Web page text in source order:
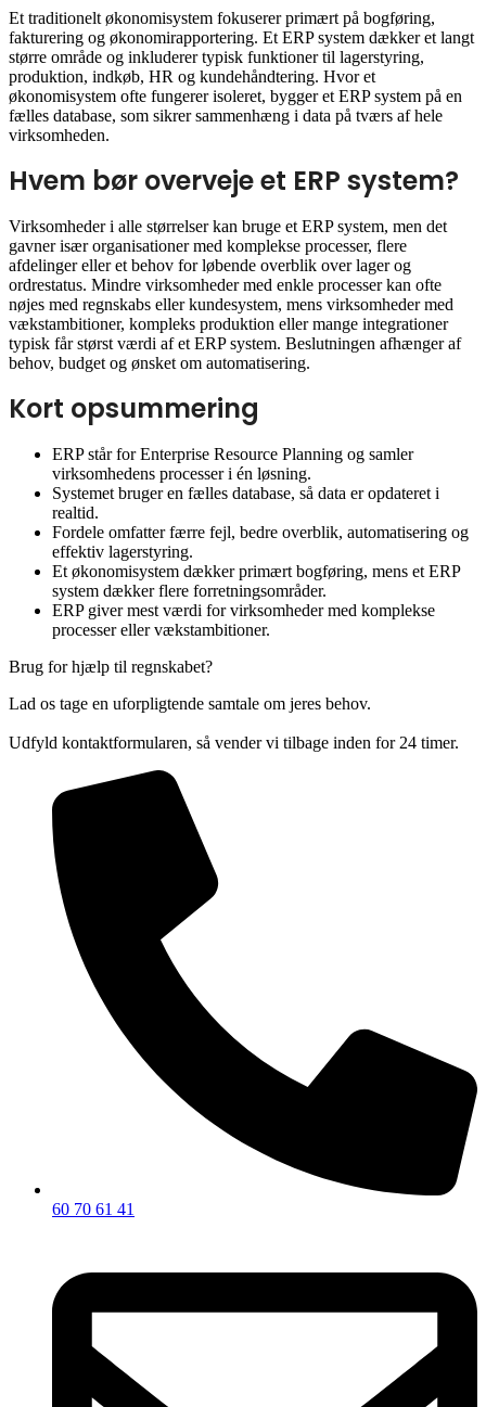
Et traditionelt økonomisystem fokuserer primært på bogføring,
fakturering og økonomirapportering. Et ERP system dækker et langt
større område og inkluderer typisk funktioner til lagerstyring,
produktion, indkøb, HR og kundehåndtering. Hvor et
økonomisystem ofte fungerer isoleret, bygger et ERP system på en
fælles database, som sikrer sammenhæng i data på tværs af hele
virksomheden.
Hvem bør overveje et ERP system?
Virksomheder i alle størrelser kan bruge et ERP system, men det
gavner især organisationer med komplekse processer, flere
afdelinger eller et behov for løbende overblik over lager og
ordrestatus. Mindre virksomheder med enkle processer kan ofte
nøjes med regnskabs eller kundesystem, mens virksomheder med
vækstambitioner, kompleks produktion eller mange integrationer
typisk får størst værdi af et ERP system. Beslutningen afhænger af
behov, budget og ønsket om automatisering.
Kort opsummering
ERP står for Enterprise Resource Planning og samler
virksomhedens processer i én løsning.
Systemet bruger en fælles database, så data er opdateret i
realtid.
Fordele omfatter færre fejl, bedre overblik, automatisering og
effektiv lagerstyring.
Et økonomisystem dækker primært bogføring, mens et ERP
system dækker flere forretningsområder.
ERP giver mest værdi for virksomheder med komplekse
processer eller vækstambitioner.
Brug for hjælp til regnskabet?
Lad os tage en uforpligtende samtale om jeres behov.
Udfyld kontaktformularen, så vender vi tilbage inden for 24 timer.
60 70 61 41